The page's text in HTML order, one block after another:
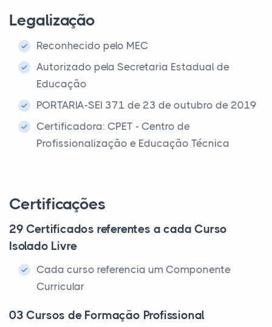
Legalização
Reconhecido pelo MEC
Autorizado pela Secretaria Estadual de
Educação
PORTARIA-SEI 371 de 23 de outubro de 2019
Certificadora: CPET - Centro de
Profissionalização e Educação Técnica
Certificações
29 Certificados referentes a cada Curso
Isolado Livre
Cada curso referencia um Componente
Curricular
03 Cursos de Formação Profissional